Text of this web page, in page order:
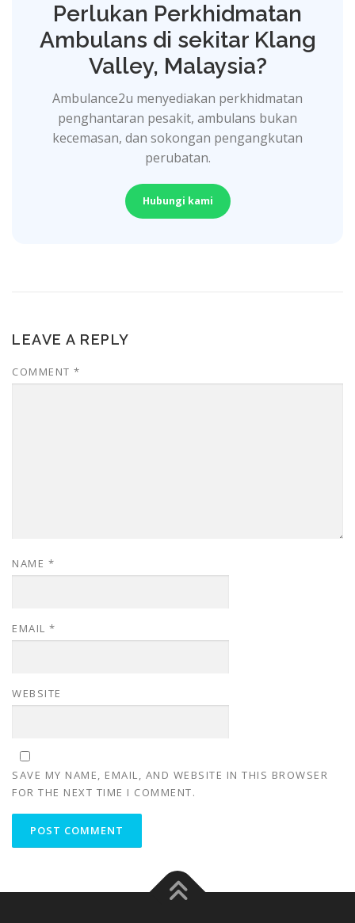
Perlukan Perkhidmatan
Ambulans di sekitar Klang
Valley, Malaysia?
Ambulance2u menyediakan perkhidmatan
penghantaran pesakit, ambulans bukan
kecemasan, dan sokongan pengangkutan
perubatan.
Hubungi kami
LEAVE A REPLY
COMMENT *
NAME *
EMAIL *
WEBSITE
SAVE MY NAME, EMAIL, AND WEBSITE IN THIS BROWSER
FOR THE NEXT TIME I COMMENT.